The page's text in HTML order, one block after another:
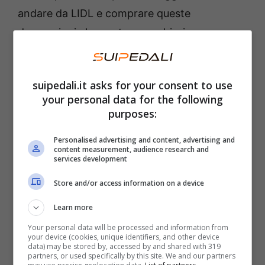
andare da LIDL e comprare queste
decorazioni che costano pochissimo e
renderanno la tua casa molto più natalizia.
Da Lidl le decorazioni natalizie
che costano poco
Per fare l’albero di Natale servono soldi
(soprattutto se lo vuoi particolarmente
decorato) e soprattutto
è necessario tempo
Che non tutti hanno. Invece, da Lidl puoi
trovare la
tua casa in vista delle feste di Natale. Senza
spendere troppo e soprattutto risparmiando
suipedali.it asks for your consent to use
your personal data for the following
purposes:
Personalised advertising and content, advertising and
content measurement, audience research and
services development
Store and/or access information on a device
Learn more
Your personal data will be processed and information from
your device (cookies, unique identifiers, and other device
data) may be stored by, accessed by and shared with 319
partners, or used specifically by this site. We and our partners